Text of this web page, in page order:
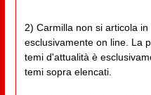
2) Carmilla non si articola
esclusivamente on line. La
temi d'attualità è
temi sopra elencati.